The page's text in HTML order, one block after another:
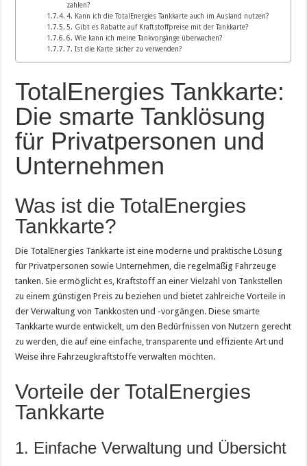
zahlen?
4. Kann ich die TotalEnergies Tankkarte auch im Ausland nutzen?
5. Gibt es Rabatte auf Kraftstoffpreise mit der Tankkarte?
6. Wie kann ich meine Tankvorgänge überwachen?
7. Ist die Karte sicher zu verwenden?
TotalEnergies Tankkarte:
Die smarte Tanklösung
für Privatpersonen und
Unternehmen
Was ist die TotalEnergies
Tankkarte?
Die TotalEnergies Tankkarte ist eine moderne und praktische Lösung
für Privatpersonen sowie Unternehmen, die regelmäßig Fahrzeuge
tanken. Sie ermöglicht es, Kraftstoff an einer Vielzahl von Tankstellen
zu einem günstigen Preis zu beziehen und bietet zahlreiche Vorteile in
der Verwaltung von Tankkosten und -vorgängen. Diese smarte
Tankkarte wurde entwickelt, um den Bedürfnissen von Nutzern gerecht
zu werden, die auf eine einfache, transparente und effiziente Art und
Weise ihre Fahrzeugkraftstoffe verwalten möchten.
Vorteile der TotalEnergies
Tankkarte
1. Einfache Verwaltung und Übersicht